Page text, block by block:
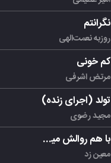
نگرانتم
روزبه نعمت‌الهی
کم خونی
مرتض اشرفی
تولد (اجرای زنده)
مجید رضوی
با هم روالش میکنیم
معین زد